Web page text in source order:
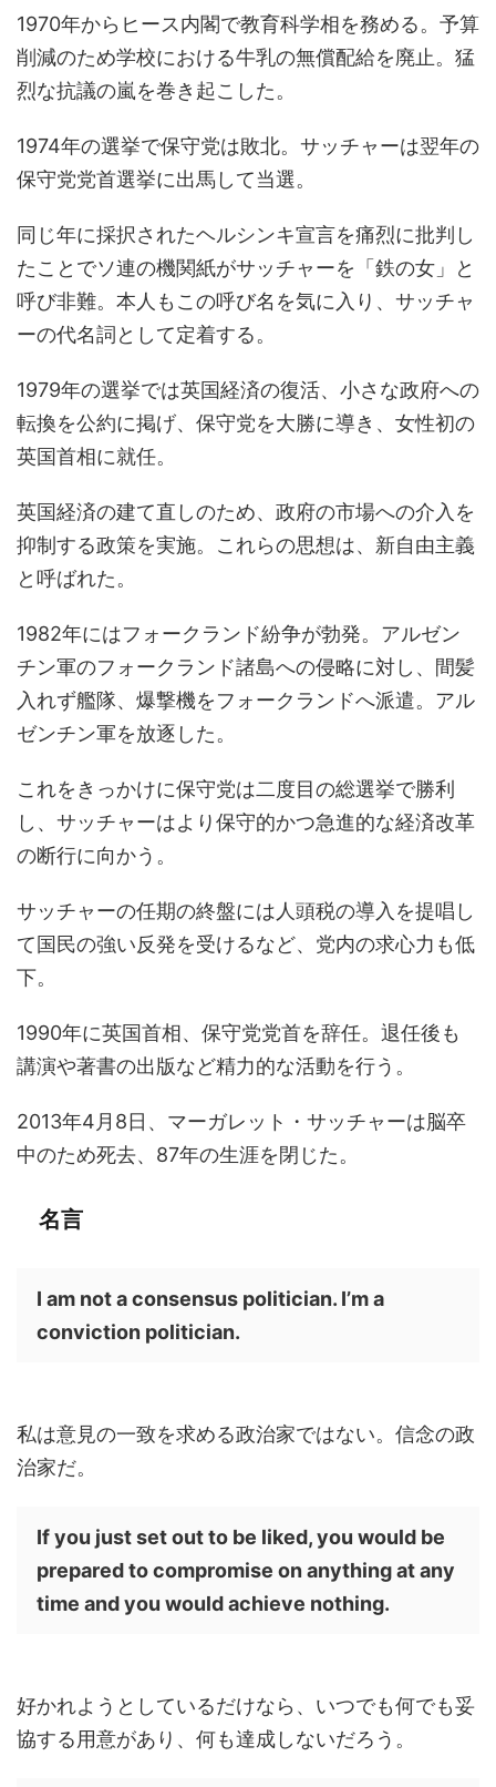
1970年からヒース内閣で教育科学相を務める。予算
削減のため学校における牛乳の無償配給を廃止。猛
烈な抗議の嵐を巻き起こした。
1974年の選挙で保守党は敗北。サッチャーは翌年の
保守党党首選挙に出馬して当選。
同じ年に採択されたヘルシンキ宣言を痛烈に批判し
たことでソ連の機関紙がサッチャーを「鉄の女」と
呼び非難。本人もこの呼び名を気に入り、サッチャ
ーの代名詞として定着する。
1979年の選挙では英国経済の復活、小さな政府への
転換を公約に掲げ、保守党を大勝に導き、女性初の
英国首相に就任。
英国経済の建て直しのため、政府の市場への介入を
抑制する政策を実施。これらの思想は、新自由主義
と呼ばれた。
1982年にはフォークランド紛争が勃発。アルゼン
チン軍のフォークランド諸島への侵略に対し、間髪
入れず艦隊、爆撃機をフォークランドへ派遣。アル
ゼンチン軍を放逐した。
これをきっかけに保守党は二度目の総選挙で勝利
し、サッチャーはより保守的かつ急進的な経済改革
の断行に向かう。
サッチャーの任期の終盤には人頭税の導入を提唱し
て国民の強い反発を受けるなど、党内の求心力も低
下。
1990年に英国首相、保守党党首を辞任。退任後も
講演や著書の出版など精力的な活動を行う。
2013年4月8日、マーガレット・サッチャーは脳卒
中のため死去、87年の生涯を閉じた。
名言
I am not a consensus politician. I’m a
conviction politician.
私は意見の一致を求める政治家ではない。信念の政
治家だ。
If you just set out to be liked, you would be
prepared to compromise on anything at any
time and you would achieve nothing.
好かれようとしているだけなら、いつでも何でも妥
協する用意があり、何も達成しないだろう。